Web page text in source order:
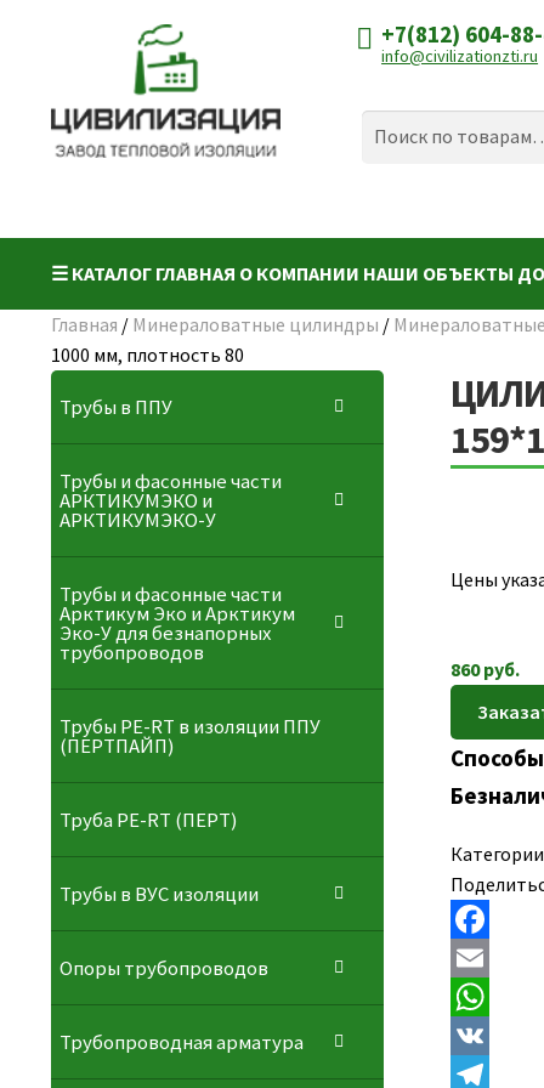
навигации
содержимому
+7(812) 604-
info@civilizationzti.ru
☰ КАТАЛОГ ГЛАВНАЯ О КОМПАНИИ НАШИ ОБЪЕКТЫ
Главная / Минераловатные цилиндры /
1000 мм, плотность 80
Цены
860руб.
F
a
c
e
E
m
a
W
h
V
Трубы в ППУ
Трубы и фасонные части
АРКТИКУМЭКО и
АРКТИКУМЭКО-У
Трубы и фасонные части
Арктикум Эко и Арктикум
Эко-У для безнапорных
трубопроводов
Трубы PE-RT в изоляции ППУ
(ПЕРТПАЙП)
⁠Трубa PE-RT (ПЕРТ)
Трубы в ВУС изоляции
Опоры трубопроводов
Трубопроводная арматура